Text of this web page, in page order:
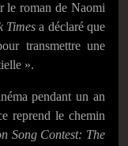
le roman de Naomi
Times a déclaré que
transmettre une
».
pendant un an
reprend le chemin
Song Contest: The